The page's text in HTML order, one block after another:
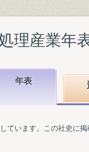
理産業年
年表
ています。この社史に